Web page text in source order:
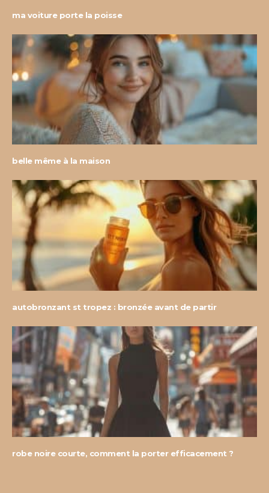
ma voiture porte la poisse
belle même à la maison
autobronzant st tropez : bronzée avant de partir
robe noire courte, comment la porter efficacement ?